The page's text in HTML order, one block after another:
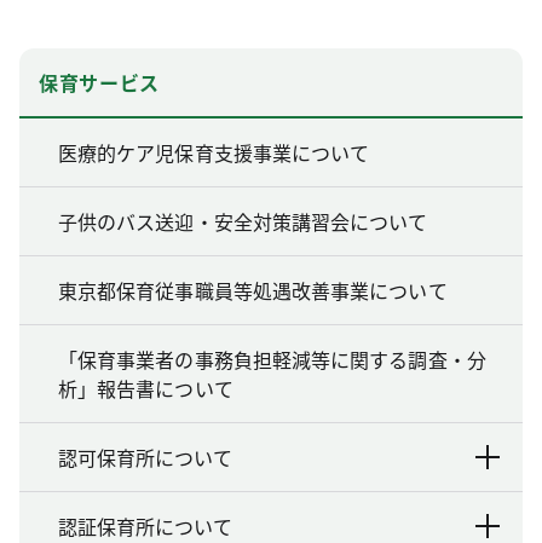
保育サービス
医療的ケア児保育支援事業について
子供のバス送迎・安全対策講習会について
東京都保育従事職員等処遇改善事業について
「保育事業者の事務負担軽減等に関する調査・分
析」報告書について
認可保育所について
認証保育所について